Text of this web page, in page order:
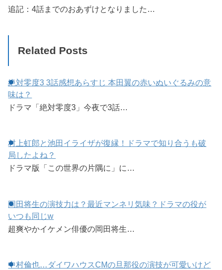
追記：4話までのおあずけとなりました…
Related Posts
絶対零度3 3話感想あらすじ 本田翼の赤いぬいぐるみの意
味は？
ドラマ「絶対零度3」今夜で3話…
村上虹郎と池田イライザが復縁！ドラマで知り合うも破
局したよね？
ドラマ版「この世界の片隅に」に…
岡田将生の演技力は？最近マンネリ気味？ドラマの役が
いつも同じw
超爽やかイケメン俳優の岡田将生…
中村倫也…ダイワハウスCMの旦那役の演技が可愛いけど